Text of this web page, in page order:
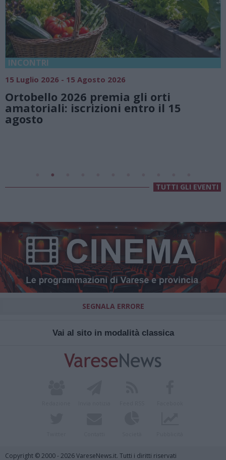
INCONTRI
15 Luglio 2026 - 15 Agosto 2026
Ortobello 2026 premia gli orti
amatoriali: iscrizioni entro il 15
agosto
TUTTI GLI EVENTI
SEGNALA ERRORE
Vai al sito in modalità classica
Copyright © 2000 - 2026 VareseNews.it. Tutti i diritti riservati